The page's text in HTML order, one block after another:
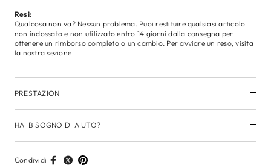
Resi:
Qualcosa non va? Nessun problema. Puoi restituire qualsiasi articolo
non indossato e non utilizzato entro 14 giorni dalla consegna per
ottenere un rimborso completo o un cambio. Per avviare un reso, visita
la nostra sezione
PRESTAZIONI
HAI BISOGNO DI AIUTO?
Condividi